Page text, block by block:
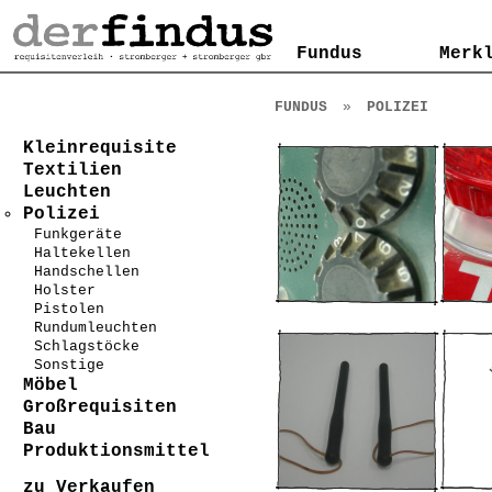
Fundus
Kontakt
AGB
Impressum
Datenschutzerklärung Fundus
Kleinrequisite
Textilien
Leuchten
Polizei
Funkgeräte
Haltekellen
Handschellen
Holster
Pistolen
Rundumleuchten
Schlagstöcke
Sonstige
Möbel
Großrequisiten
Bau
Produktionsmittel
zu Verkaufen
FUNDUS » POLIZEI